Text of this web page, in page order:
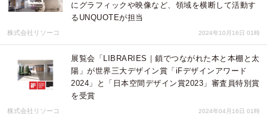
にグラフィックや映像など、領域を横断して活動す
るUNQUOTEが担当
株式会社リソーコ 2024年10月16日 01時
展覧会「LIBRARIES｜鎖でつながれた本と本棚と太
陽」が世界三大デザイン賞「iFデザインアワード
2024」と「日本空間デザイン賞2023」審査員特別賞
を受賞
株式会社リソーコ 2024年04月16日 01時